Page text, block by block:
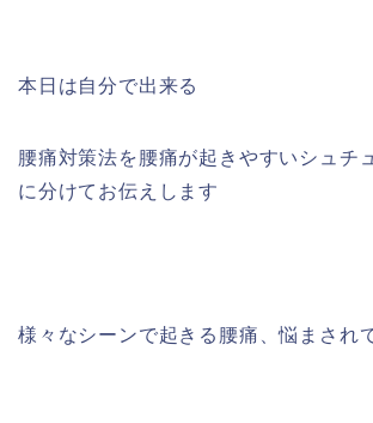
本日は自分で出来る
腰痛対策法を腰痛が起きやすいシュチ
に分けてお伝えします
様々なシーンで起きる腰痛、悩まされ